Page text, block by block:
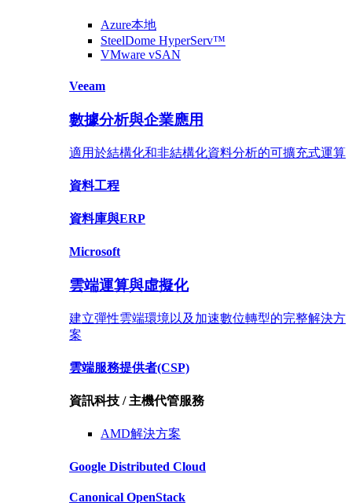
Azure本地
SteelDome HyperServ™
VMware vSAN
Veeam
數據分析與企業應用
適用於結構化和非結構化資料分析的可擴充式運算
資料工程
資料庫與ERP
Microsoft
雲端運算與虛擬化
建立彈性雲端環境以及加速數位轉型的完整解決方
案
雲端服務提供者(CSP)
資訊科技 / 主機代管服務
AMD解決方案
Google Distributed Cloud
Canonical OpenStack